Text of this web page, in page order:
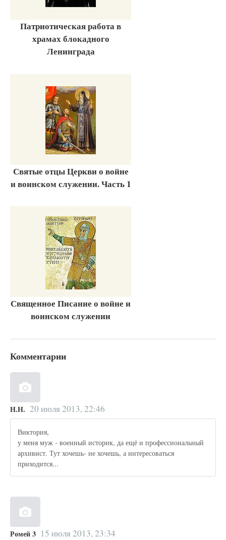
Патриотическая работа в
храмах блокадного
Ленинграда
Святые отцы Церкви о войне
и воинском служении. Часть 1
Священное Писание о войне и
воинском служении
Комментарии
Н.Н. 20 июля 2013, 22:46
Виктория,
у меня муж - военный историк, да ещё и профессиональный
архивист. Тут хочешь- не хочешь, а интересоваться
приходится...
Ромей 3 15 июля 2013, 23:34